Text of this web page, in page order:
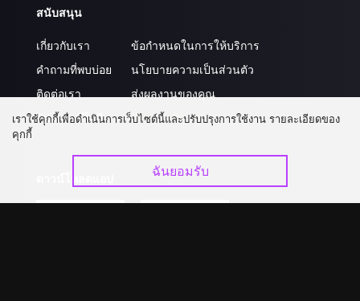
สนับสนุน
เกี่ยวกับเรา
คำถามที่พบบ่อย
ติดต่อเรา
อัปเกรด วีไอพี
ข้อกำหนดในการให้บริการ
นโยบายความเป็นส่วนตัว
ส่งผลงานของคุณ
ร่วมงานกับเรา
เราใช้คุกกี้เพื่อดำเนินการเว็บไซต์นี้และปรับปรุงการใช้งาน รายละเอียดของ
คุกกี้
ฉันยอมรับ